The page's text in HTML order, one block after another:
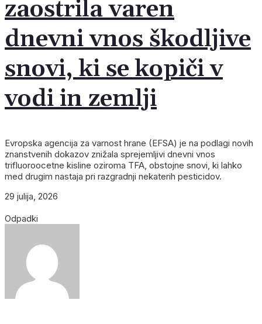
zaostrila varen
dnevni vnos škodljive
snovi, ki se kopiči v
vodi in zemlji
Evropska agencija za varnost hrane (EFSA) je na podlagi novih
znanstvenih dokazov znižala sprejemljivi dnevni vnos
trifluoroocetne kisline oziroma TFA, obstojne snovi, ki lahko
med drugim nastaja pri razgradnji nekaterih pesticidov.
29 julija, 2026
Odpadki